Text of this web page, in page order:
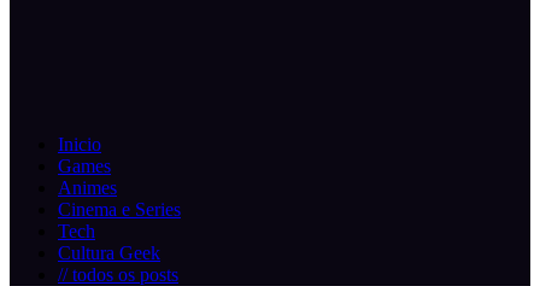
Inicio
Games
Animes
Cinema e Series
Tech
Cultura Geek
// todos os posts